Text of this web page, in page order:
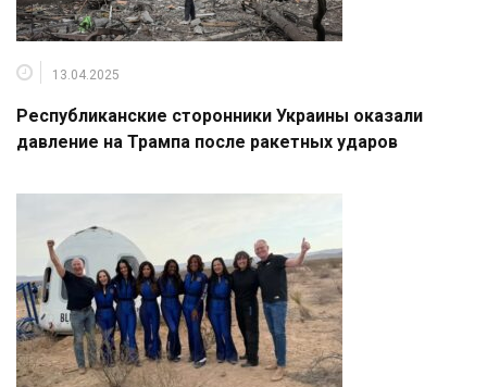
13.04.2025
Республиканские сторонники Украины оказали
давление на Трампа после ракетных ударов